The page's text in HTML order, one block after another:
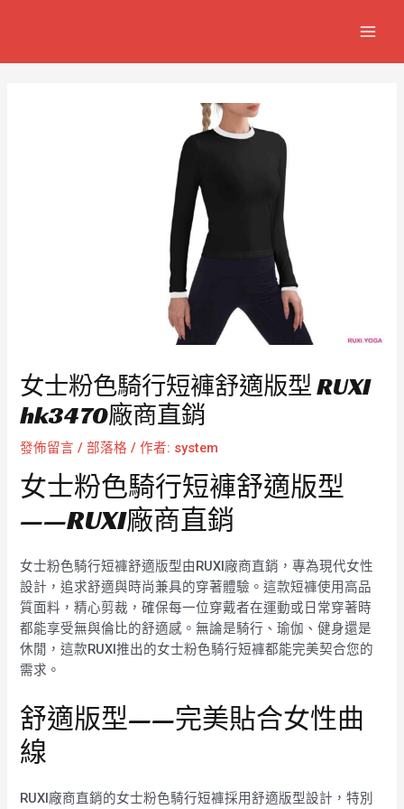
女士粉色騎行短褲舒適版型 RUXI
hk3470廠商直銷
發佈留言 /部落格 / 作者: system
女士粉色騎行短褲舒適版型
——RUXI廠商直銷
女士粉色騎行短褲舒適版型由RUXI廠商直銷，專為現代女性
設計，追求舒適與時尚兼具的穿著體驗。這款短褲使用高品
質面料，精心剪裁，確保每一位穿戴者在運動或日常穿著時
都能享受無與倫比的舒適感。無論是騎行、瑜伽、健身還是
休閒，這款RUXI推出的女士粉色騎行短褲都能完美契合您的
需求。
舒適版型——完美貼合女性曲
線
RUXI廠商直銷的女士粉色騎行短褲採用舒適版型設計，特別